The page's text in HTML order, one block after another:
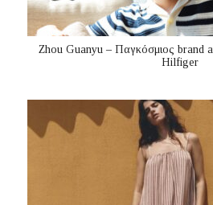
Zhou Guanyu – Παγκόσμιος brand
Hilfiger